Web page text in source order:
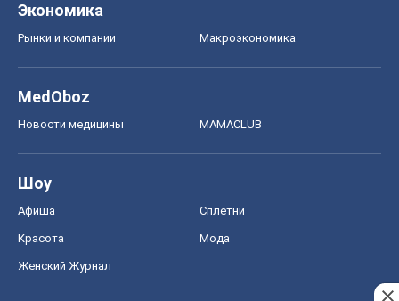
Экономика
Рынки и компании Mакроэкономика
MedOboz
Новости медицины MAMACLUB
Шоу
Афиша Сплетни
Красота Мода
Женский Журнал